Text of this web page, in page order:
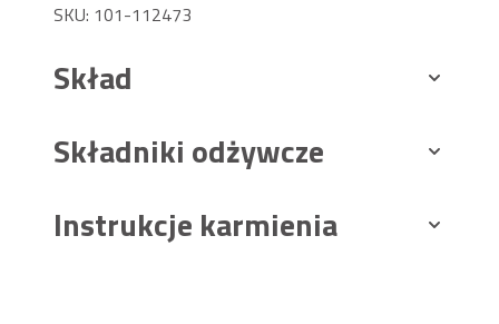
SKU: 101-112473
Skład
Składniki odżywcze
Instrukcje karmienia